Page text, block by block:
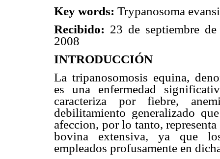
Key words: Trypanosoma
Recibido: 23 de septiembre
2008
INTRODUCCIÓN
La tripanosomosis equina,
es una enfermedad
caracteriza por fiebre,
debilitamiento generalizado
afeccion, por lo tanto,
bovina extensiva, ya que
empleados profusamente en